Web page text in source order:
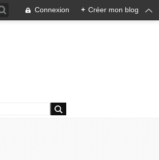
Connexion + Créer mon blog